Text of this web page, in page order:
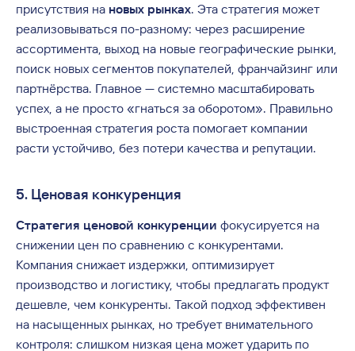
присутствия на новых рынках. Эта стратегия может
реализовываться по-разному: через расширение
ассортимента, выход на новые географические рынки,
поиск новых сегментов покупателей, франчайзинг или
партнёрства. Главное — системно масштабировать
успех, а не просто «гнаться за оборотом». Правильно
выстроенная стратегия роста помогает компании
расти устойчиво, без потери качества и репутации.
5. Ценовая конкуренция
Стратегия ценовой конкуренции фокусируется на
снижении цен по сравнению с конкурентами.
Компания снижает издержки, оптимизирует
производство и логистику, чтобы предлагать продукт
дешевле, чем конкуренты. Такой подход эффективен
на насыщенных рынках, но требует внимательного
контроля: слишком низкая цена может ударить по